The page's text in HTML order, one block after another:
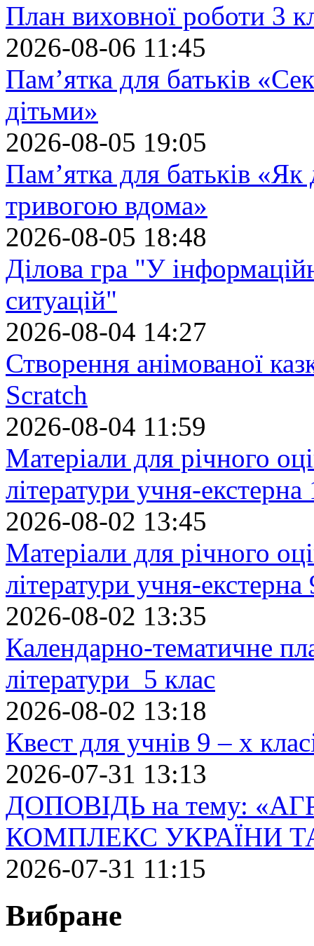
План виховної роботи 3
2026-08-06 11:45
Пам’ятка для батьків
дітьми»
2026-08-05 19:05
Пам’ятка для батьків
тривогою вдома»
2026-08-05 18:48
Ділова гра "У
ситуацій"
2026-08-04 14:27
Створення анімованої
Scratch
2026-08-04 11:59
Матеріали для річного
літератури учня-екстерна
2026-08-02 13:45
Матеріали для річного
літератури учня-екстерна
2026-08-02 13:35
Календарно-тематичне
літератури 5 клас
2026-08-02 13:18
Квест для учнів 9 – х
2026-07-31 13:13
ДОПОВІДЬ на тему:
КОМПЛЕКС УКРАЇНИ
2026-07-31 11:15
Вибране